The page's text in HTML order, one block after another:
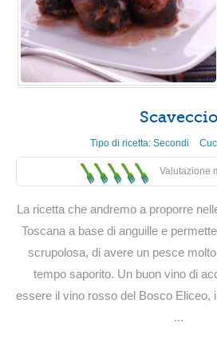
Scaveccio
Tipo di ricetta: Secondi
Valutazione
La ricetta che andremo a proporre
Toscana a base di anguille e
scrupolosa, di avere un pesce
tempo saporito. Un buon vino di
essere il vino rosso del Bosco Eliceo,
...